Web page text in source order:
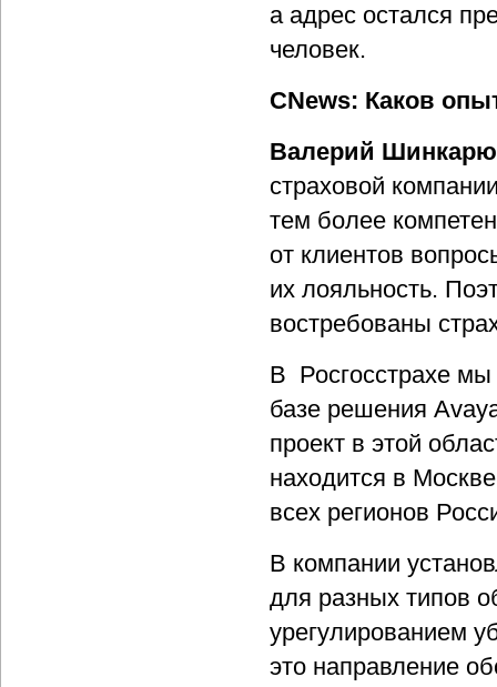
а адрес остался
человек.
CNews: Каков
Валерий
страховой
тем более
от клиентов
их лояльность.
востребованы
В Росгосстрахе мы
базе решения
проект в этой
находится в
всех регионов
В компании
для разных типов
урегулированием
это направление